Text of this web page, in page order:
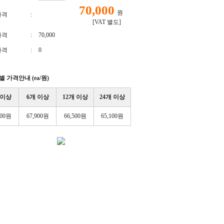
:
원
[VAT 별도]
: 70,000
: 0
가격안내 (ea/원)
상 6개 이상 12개 이상 24개 이상
원 67,900원 66,500원 65,100원